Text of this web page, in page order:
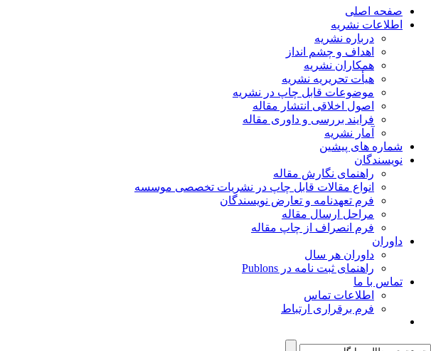
صفحه اصلی
اطلاعات نشریه
درباره نشریه
اهداف و چشم انداز
همکاران نشریه
هیأت تحریریه نشریه
موضوعات قابل چاپ در نشریه
اصول اخلاقی انتشار مقاله
فرایند بررسی و داوری مقاله
آمار نشریه
شماره های پیشین
نویسندگان
راهنمای نگارش مقاله
انواع مقالات قابل چاپ در نشریات تخصصی موسسه
فرم تعهدنامه و تعارض نویسندگان
مراحل ارسال مقاله
فرم انصراف از چاپ مقاله
داوران
داوران هر سال
راهنمای ثبت نامه در Publons
تماس با ما
اطلاعات تماس
فرم برقراری ارتباط